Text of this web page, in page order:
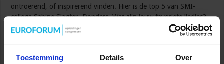
Toestemming Details Over
ontroerend, of inspirerend vinden. Hier is de top 5 van SMI-
collega Sabine Slagter -Donders. Wat zijn jouw favoriete liedjes?
Lees verder »